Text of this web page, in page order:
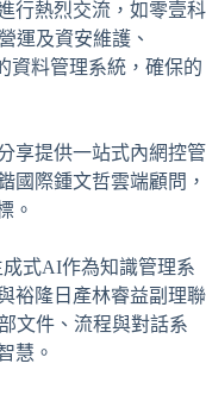
行熱烈交流，如零壹科
運及資安維護、
資料管理系統，確保的
享提供一站式內網控管
國際鍾文哲雲端顧問，
。
式AI作為知識管理系
裕隆日產林睿益副理聯
文件、流程與對話系
慧。